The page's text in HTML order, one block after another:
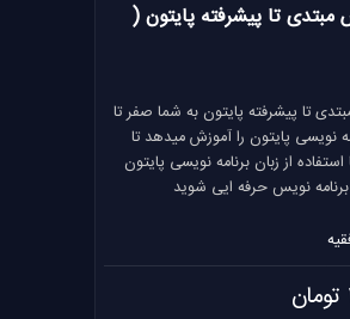
مبتدی تا پیشرفته پایتون (
تا پیشرفته پایتون به شما صفر تا
نویسی پایتون را آموزش میدهد تا
استفاده از زبان برنامه نویسی پایتون
نویس حرفه ایی شوید